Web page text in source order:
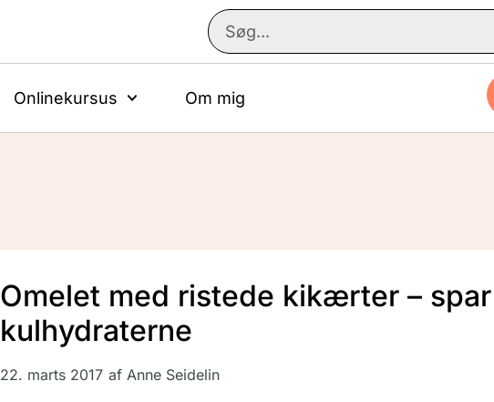
Onlinekursus Om mig
Omelet med ristede kikærter –
kulhydraterne
22. marts 2017 af Anne Seidelin